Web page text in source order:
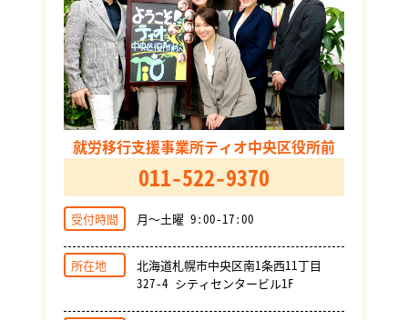
就労移行支援事業所ティオ中央区役所前
011-522-9370
受付時間 月～土曜 9:00-17:00
所在地
北海道札幌市中央区南1条西11丁目
327-4 シティセンタービル1F